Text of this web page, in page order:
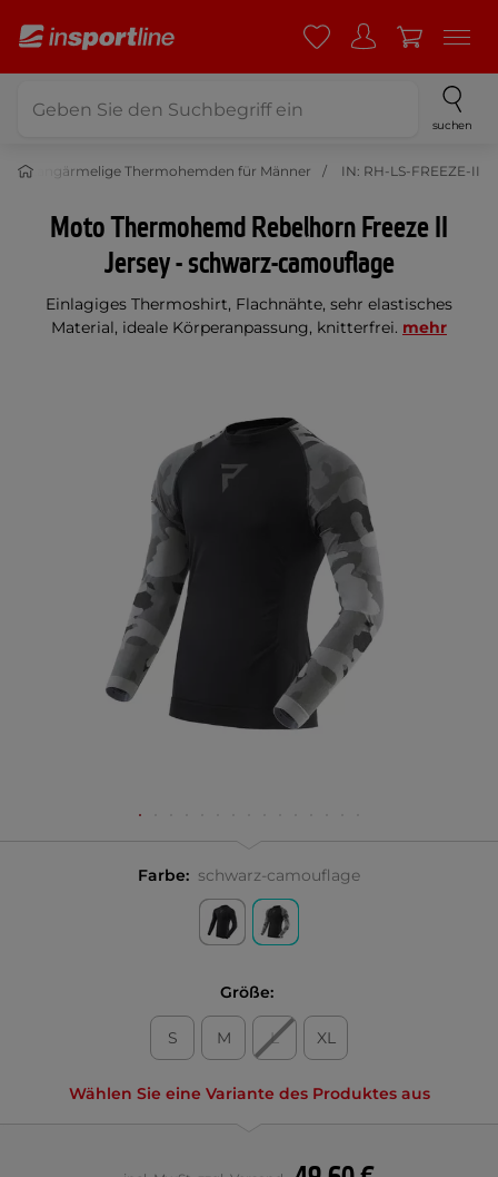
suchen
Langärmelige Thermohemden für Männer IN: RH-LS-FREEZE-II
Moto Thermohemd Rebelhorn Freeze II
Jersey - schwarz-camouflage
Einlagiges Thermoshirt, Flachnähte, sehr elastisches
Material, ideale Körperanpassung, knitterfrei. mehr
Farbe: schwarz-camouflage
Größe:
S M L XL
Wählen Sie eine Variante des Produktes aus